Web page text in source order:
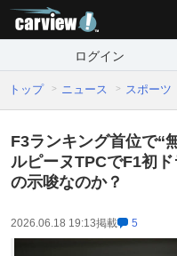
ログイン
トップ ニュース スポーツ
F3ランキング首位で“
ルピーヌTPCでF1初
の示唆なのか？
2026.06.18 19:13掲載 5